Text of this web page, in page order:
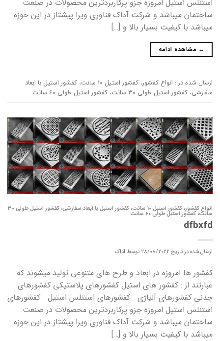
استنلس استیل امروزه جزو پرکاربردترین محصولات در صنعت
ساختمان میباشد و شرکت آداک فناوری ویرا پیشتاز در این حوزه
میباشد با کیفیت بسیار بالا و […]
← مشاهده ادامه
ارسال شده در : انواع کفشور، کفشور استیل 10 سانت ، کفشور استیل با ابعاد
سفارشی، کفشور استیل طولی 30 سانت ، کفشور استیل طولی 60 سانت
انواع کفشور، کفشور استیل 10 سانت ، کفشور استیل با ابعاد سفارشی، کفشور استیل طولی 30
سانت، کفشور استیل طولی 60 سانت
dfbxfd
ارسال شده در تاریخ28/08/2022 توسط آداک
کفشور ها امروزه در ابعاد و طرح های متنوعی تولید میشوند که
عبارتند از : کفشور های استیل کفشورهای پلاستیکی کفشورهای
چدنی کفشورهای آلیاژی کفشورهای استنلس استیل کفشورهای
استنلس استیل امروزه جزو پرکاربردترین محصولات در صنعت
ساختمان میباشد و شرکت آداک فناوری ویرا پیشتاز در این حوزه
میباشد با کیفیت بسیار بالا و […]